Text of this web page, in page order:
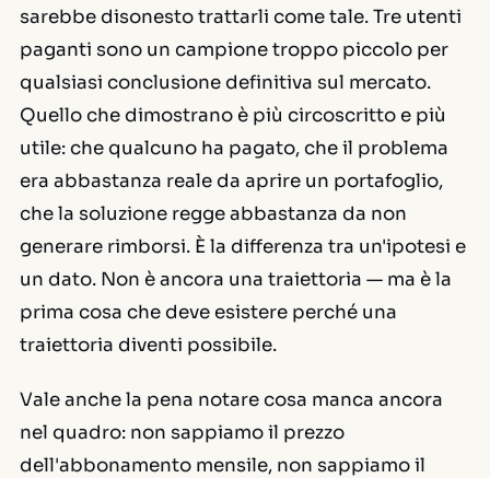
sarebbe disonesto trattarli come tale. Tre utenti
paganti sono un campione troppo piccolo per
qualsiasi conclusione definitiva sul mercato.
Quello che dimostrano è più circoscritto e più
utile: che qualcuno ha pagato, che il problema
era abbastanza reale da aprire un portafoglio,
che la soluzione regge abbastanza da non
generare rimborsi. È la differenza tra un'ipotesi e
un dato. Non è ancora una traiettoria — ma è la
prima cosa che deve esistere perché una
traiettoria diventi possibile.
Vale anche la pena notare cosa manca ancora
nel quadro: non sappiamo il prezzo
dell'abbonamento mensile, non sappiamo il